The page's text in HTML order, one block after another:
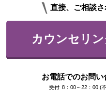
直接、ご相談
カウンセリン
お電話でのお問い
8：00～22：00 (